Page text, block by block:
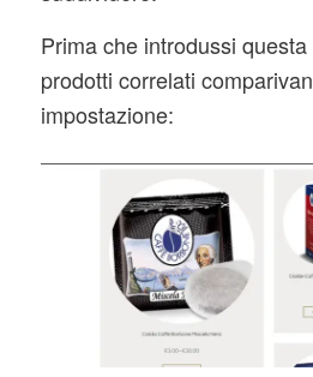
Prima che introdussi
prodotti correlati
impostazione: